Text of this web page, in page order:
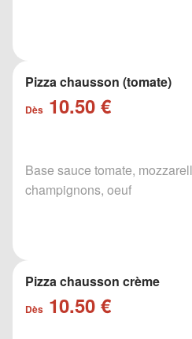
Pizza chausson (tomate)
Dès 10.50 €
Base sauce tomate,
champignons, oeuf
Pizza chausson crème
Dès 10.50 €